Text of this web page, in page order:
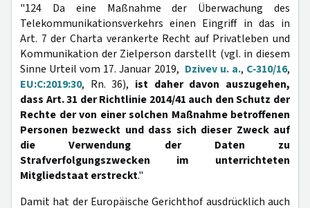
"124 Da eine Maßnahme der Überwachung des
Telekommunikationsverkehrs einen Eingriff in das in
Art. 7 der Charta verankerte Recht auf Privatleben und
Kommunikation der Zielperson darstellt (vgl. in diesem
Sinne Urteil vom 17. Januar 2019, Dzivev u. a., C‑310/16,
EU:C:2019:30, Rn. 36), ist daher davon auszugehen,
dass Art. 31 der Richtlinie 2014/41 auch den Schutz der
Rechte der von einer solchen Maßnahme betroffenen
Personen bezweckt und dass sich dieser Zweck auf
die Verwendung der Daten zu
Strafverfolgungszwecken im unterrichteten
Mitgliedstaat erstreckt."
Damit hat der Europäische Gerichthof ausdrücklich auch